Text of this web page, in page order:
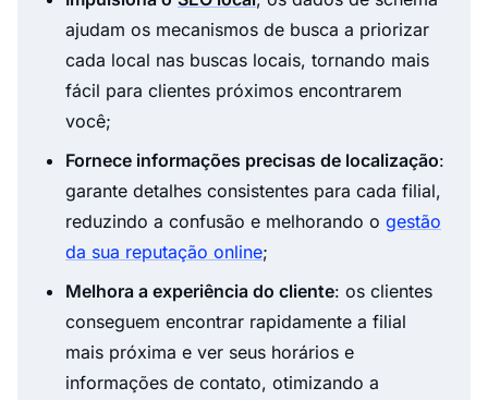
ajudam os mecanismos de busca a priorizar
cada local nas buscas locais, tornando mais
fácil para clientes próximos encontrarem
você;
Fornece informações precisas de localização:
garante detalhes consistentes para cada filial,
reduzindo a confusão e melhorando o gestão
da sua reputação online;
Melhora a experiência do cliente: os clientes
conseguem encontrar rapidamente a filial
mais próxima e ver seus horários e
informações de contato, otimizando a